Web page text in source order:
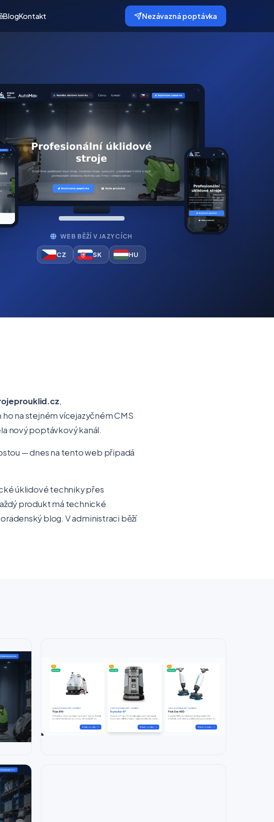
BlogKontakt Nezávazná poptávka
WEB BĚŽÍ V JAZYCÍCH
CZ SK HU
,
na stejném vícejazyčném CMS
nový poptávkový kanál.
— dnes na tento web připadá
úklidové techniky přes
produkt má technické
blog. V administraci běží